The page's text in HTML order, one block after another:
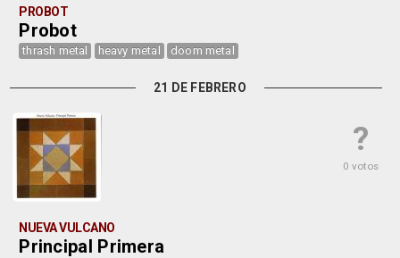
PROBOT
Probot
thrash metal heavy metal doom metal
21 DE FEBRERO
?
0 votos
NUEVA VULCANO
Principal Primera